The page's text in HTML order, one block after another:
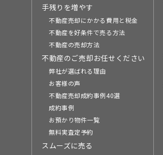
手残りを増やす
不動産売却にかかる費用と税金
不動産を好条件で売る方法
不動産の売却方法
不動産のご売却お任せください
弊社が選ばれる理由
お客様の声
不動産売却成約事例40選
成約事例
お預かり物件一覧
無料実査定予約
スムーズに売る